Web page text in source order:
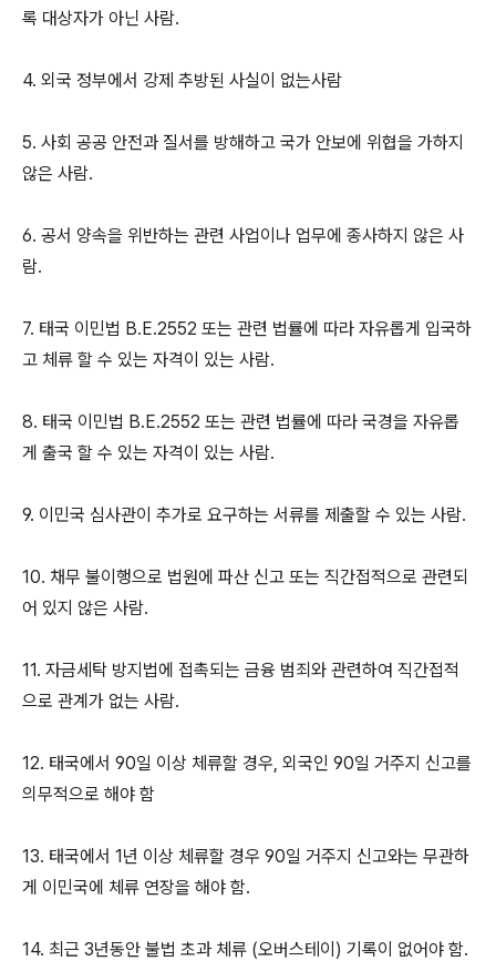
록 대상자가 아닌 사람.
4. 외국 정부에서 강제 추방된 사실이 없는사람
5. 사회 공공 안전과 질서를 방해하고 국가 안보에 위협을 가하지
않은 사람.
6. 공서 양속을 위반하는 관련 사업이나 업무에 종사하지 않은 사
람.
7. 태국 이민법 B.E.2552 또는 관련 법률에 따라 자유롭게 입국하
고 체류 할 수 있는 자격이 있는 사람.
8. 태국 이민법 B.E.2552 또는 관련 법률에 따라 국경을 자유롭
게 출국 할 수 있는 자격이 있는 사람.
9. 이민국 심사관이 추가로 요구하는 서류를 제출할 수 있는 사람.
10. 채무 불이행으로 법원에 파산 신고 또는 직간접적으로 관련되
어 있지 않은 사람.
11. 자금세탁 방지법에 접촉되는 금융 범죄와 관련하여 직간접적
으로 관계가 없는 사람.
12. 태국에서 90일 이상 체류할 경우, 외국인 90일 거주지 신고를
의무적으로 해야 함
13. 태국에서 1년 이상 체류할 경우 90일 거주지 신고와는 무관하
게 이민국에 체류 연장을 해야 함.
14. 최근 3년동안 불법 초과 체류 (오버스테이) 기록이 없어야 함.